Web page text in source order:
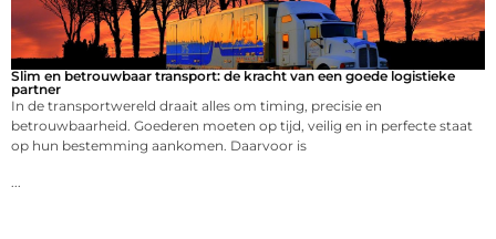
Slim en betrouwbaar transport: de kracht van een goede logistieke
partner
In de transportwereld draait alles om timing, precisie en
betrouwbaarheid. Goederen moeten op tijd, veilig en in perfecte staat
op hun bestemming aankomen. Daarvoor is